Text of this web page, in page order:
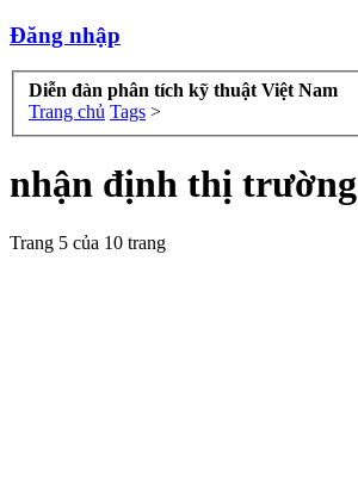
Đăng nhập
Diễn đàn phân tích kỹ thuật Việt Nam
Trang chủ Tags >
nhận định thị trường
Trang 5 của 10 trang